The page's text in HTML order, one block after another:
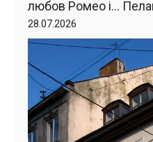
любов Ромео і…
28.07.2026